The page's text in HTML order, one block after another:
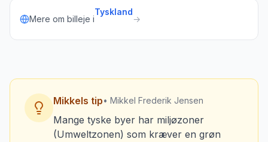
Mere om billeje i
Tyskland
→
Mikkels tip• Mikkel Frederik Jensen
Mange tyske byer har miljøzoner
(Umweltzonen) som kræver en grøn